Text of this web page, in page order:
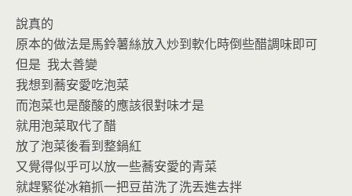
說真的
原本的做法是馬鈴薯絲放入炒到軟化時倒些醋調味即可
但是 我太善變
我想到蕎安愛吃泡菜
而泡菜也是酸酸的應該很對味才是
就用泡菜取代了醋
放了泡菜後看到整鍋紅
又覺得似乎可以放一些蕎安愛的青菜
就趕緊從冰箱抓一把豆苗洗了洗丟進去拌